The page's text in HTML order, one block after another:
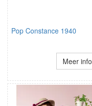
Pop Constance 1940
Meer info